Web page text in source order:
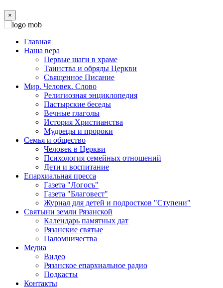
×
Главная
Наша вера
Первые шаги в храме
Таинства и обряды Церкви
Священное Писание
Мир. Человек. Слово
Религиозная энциклопедия
Пастырские беседы
Вечные глаголы
История Христианства
Мудрецы и пророки
Семья и общество
Человек в Церкви
Психология семейных отношений
Дети и воспитание
Епархиальная пресса
Газета "Логосъ"
Газета "Благовест"
Журнал для детей и подростков "Ступени"
Святыни земли Рязанской
Календарь памятных дат
Рязанские святые
Паломничества
Медиа
Видео
Рязанское епархиальное радио
Подкасты
Контакты